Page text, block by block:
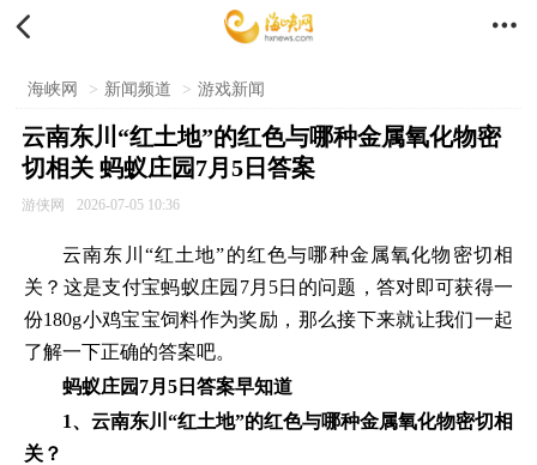
 
海峡网 > 新闻频道 > 游戏新闻
云南东川“红土地”的红色与哪种金属氧化物密
切相关 蚂蚁庄园7月5日答案
游侠网 2026-07-05 10:36
云南东川“红土地”的红色与哪种金属氧化物密切相
关？这是支付宝蚂蚁庄园7月5日的问题，答对即可获得一
份180g小鸡宝宝饲料作为奖励，那么接下来就让我们一起
了解一下正确的答案吧。
蚂蚁庄园7月5日答案早知道
1、云南东川“红土地”的红色与哪种金属氧化物密切相
关？